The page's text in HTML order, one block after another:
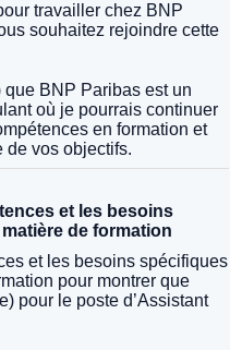
travailler chez BNP
souhaitez rejoindre cette
BNP Paribas est un
où je pourrais continuer
en formation et
de vos objectifs.
et les besoins
de formation
et les besoins spécifiques
pour montrer que
pour le poste d’Assistant